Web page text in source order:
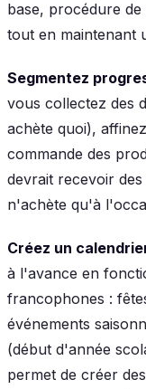
base, procédure
tout en maintenant
Segmentez
vous collectez des
achète quoi),
commande des
devrait recevoir
n'achète qu'à
Créez un
à l'avance en
francophones :
événements
(début d'année
permet de créer